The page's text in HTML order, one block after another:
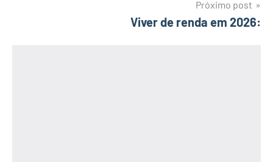
Próximo post
Viver de renda em 2026: